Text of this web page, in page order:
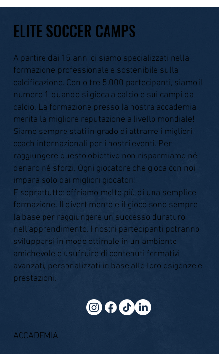
ELITE SOCCER CAMPS
A partire dai 15 anni ci siamo specializzati nella
formazione professionale e sostenibile sulla
calcificazione. Con oltre 5.000 partecipanti, siamo il
numero 1 quando si gioca a calcio e sui campi da
calcio. La formazione presso la nostra accademia
merita la migliore reputazione a livello mondiale!
Siamo sempre stati in grado di attrarre i migliori
coach internazionali per i nostri eventi. Per
raggiungere questo obiettivo non risparmiamo né
denaro né sforzi. Ogni giocatore che gioca con noi
impara solo dai migliori giocatori!
E soprattutto: offriamo molto più di una semplice
formazione. Il divertimento e il gioco sono sempre
la base per raggiungere un successo duraturo
nell'apprendimento. I nostri partecipanti potranno
svilupparsi in modo ottimale in un ambiente
amichevole e usufruire di contenuti formativi
avanzati, personalizzati in base alle loro esigenze e
prestazioni.
ACCADEMIA